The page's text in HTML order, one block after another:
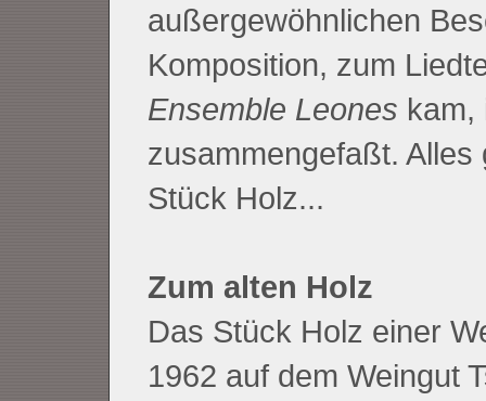
außergewöhnlichen
Komposition, zum
Ensemble Leones kam,
zusammengefaßt.
Stück Holz...
Zum alten Holz
Das Stück Holz einer
1962 auf dem Weingut